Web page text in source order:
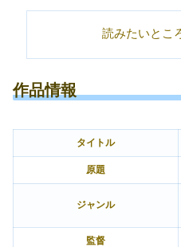
読みたいとこ
作品情報
タイトル
原題
ジャンル
監督